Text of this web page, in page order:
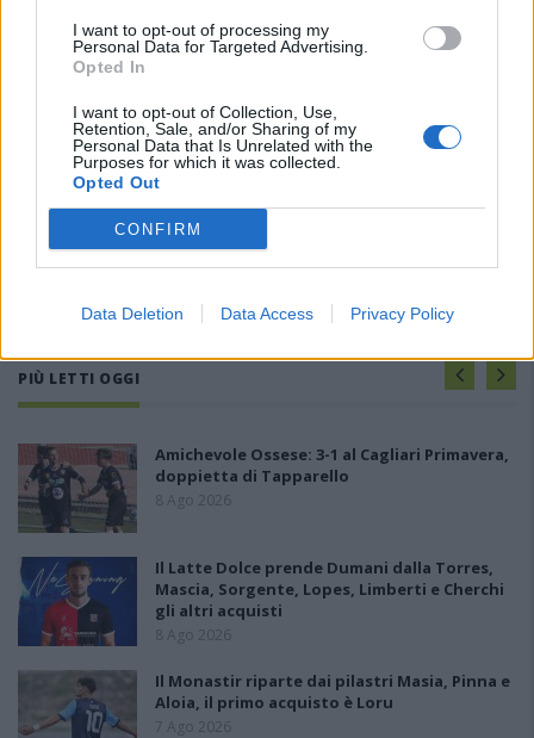
I want to opt-out of processing my
Personal Data for Targeted Advertising.
Opted In
I want to opt-out of Collection, Use,
Retention, Sale, and/or Sharing of my
Personal Data that Is Unrelated with the
Purposes for which it was collected.
Opted Out
CONFIRM
Data Deletion Data Access Privacy Policy
PIÙ LETTI OGGI
Amichevole Ossese: 3-1 al Cagliari Primavera,
doppietta di Tapparello
8 Ago 2026
Il Latte Dolce prende Dumani dalla Torres,
Mascia, Sorgente, Lopes, Limberti e Cherchi
gli altri acquisti
8 Ago 2026
Il Monastir riparte dai pilastri Masia, Pinna e
Aloia, il primo acquisto è Loru
7 Ago 2026